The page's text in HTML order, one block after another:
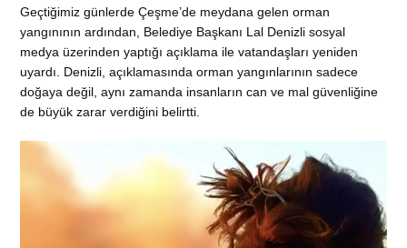
Geçtiğimiz günlerde Çeşme’de meydana gelen orman
yangınının ardından, Belediye Başkanı Lal Denizli sosyal
medya üzerinden yaptığı açıklama ile vatandaşları yeniden
uyardı. Denizli, açıklamasında orman yangınlarının sadece
doğaya değil, aynı zamanda insanların can ve mal güvenliğine
de büyük zarar verdiğini belirtti.